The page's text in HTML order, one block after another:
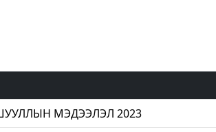
МЭДЭЭЛЭЛ 2023